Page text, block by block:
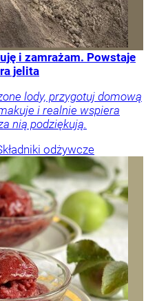
i zamrażam. Powstaje
jelita
lody, przygotuj domową
i realnie wspiera
nią podziękują.
odżywcze